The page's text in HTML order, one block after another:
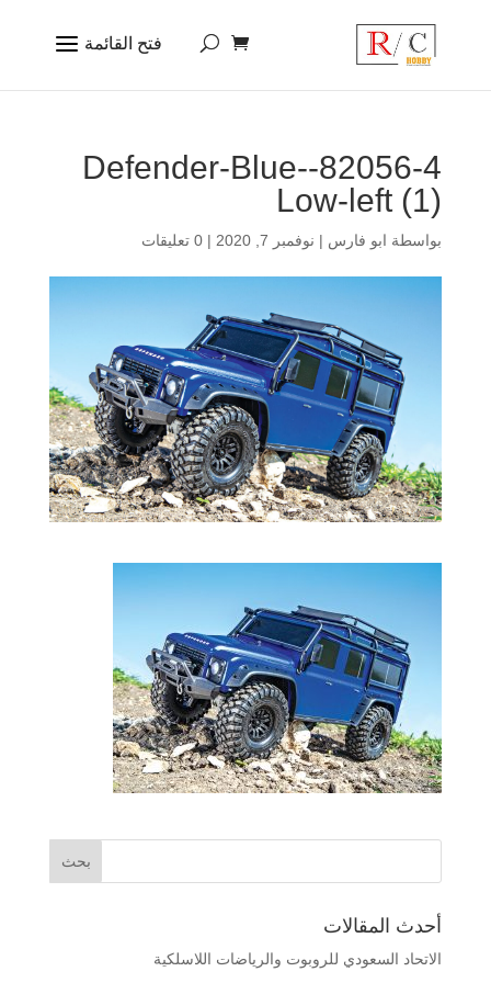
82056-4-Defender-Blue-
Low-left (1)
بواسطة ابو فارس | نوفمبر 7, 2020 | 0 تعليقات
أحدث المقالات
الاتحاد السعودي للروبوت والرياضات اللاسلكية